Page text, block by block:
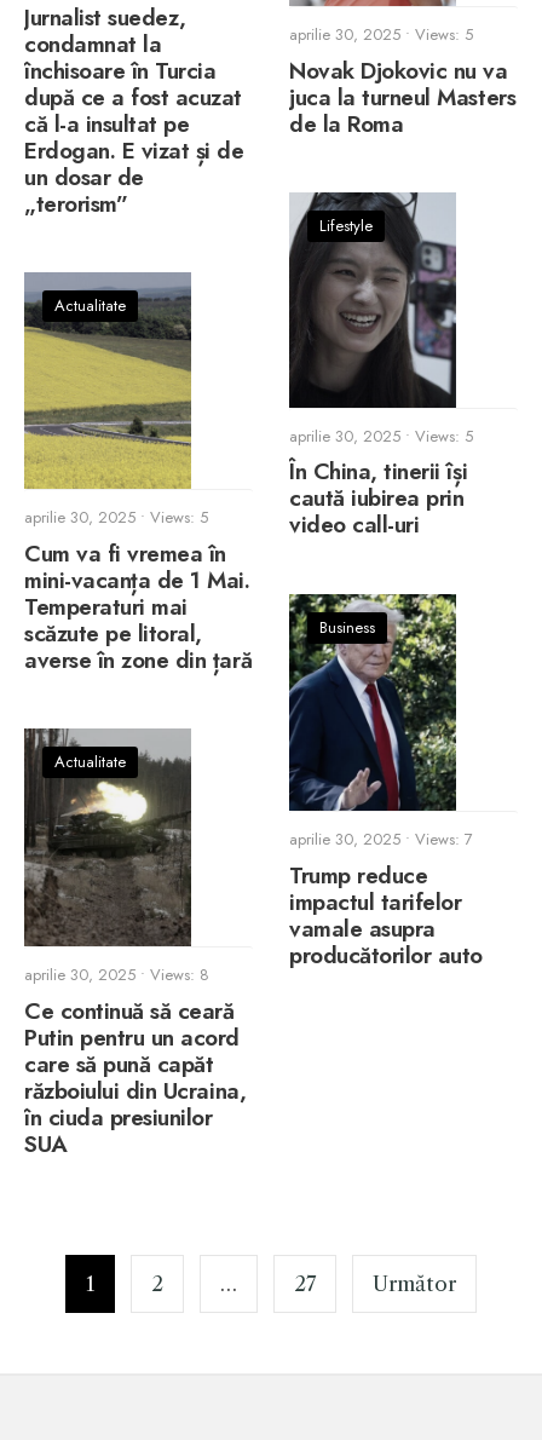
Jurnalist suedez,
condamnat la
închisoare în Turcia
după ce a fost acuzat
că l-a insultat pe
Erdogan. E vizat și de
un dosar de
„terorism”
aprilie 30, 2025 • Views: 5
Novak Djokovic nu va
juca la turneul Masters
de la Roma
Lifestyle
aprilie 30, 2025 • Views: 5
În China, tinerii își
caută iubirea prin
video call-uri
Actualitate
aprilie 30, 2025 • Views: 5
Cum va fi vremea în
mini-vacanța de 1 Mai.
Temperaturi mai
scăzute pe litoral,
averse în zone din țară
Business
aprilie 30, 2025 • Views: 7
Trump reduce
impactul tarifelor
vamale asupra
producătorilor auto
Actualitate
aprilie 30, 2025 • Views: 8
Ce continuă să ceară
Putin pentru un acord
care să pună capăt
războiului din Ucraina,
în ciuda presiunilor
SUA
Paginație
articole
1 2 … 27 Următor